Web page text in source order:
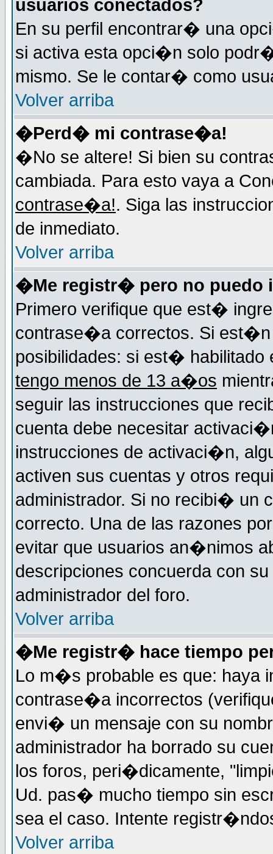
usuarios conectados?
En su perfil encontrar� una
si activa esta opci�n solo
mismo. Se le contar� como
Volver arriba
�Perd� mi contrase�a!
�No se altere! Si bien su
cambiada. Para esto vaya a
contrase�a!. Siga las
de inmediato.
Volver arriba
�Me registr� pero no puedo
Primero verifique que est�
contrase�a correctos. Si est�n
posibilidades: si est�
tengo menos de 13 a�os
seguir las instrucciones que
cuenta debe necesitar
instrucciones de activaci�n,
activen sus cuentas y otros
administrador. Si no recibi� un
correcto. Una de las razones
evitar que usuarios an�nimos
descripciones concuerda con
administrador del foro.
Volver arriba
�Me registr� hace tiempo
Lo m�s probable es que: haya
contrase�a incorrectos
envi� un mensaje con su
administrador ha borrado su
los foros, peri�dicamente,
Ud. pas� mucho tiempo sin
sea el caso. Intente
Volver arriba